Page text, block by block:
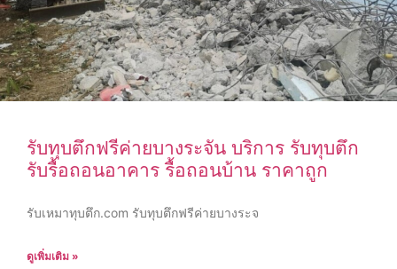
รับทุบตึกฟรีค่ายบางระจัน บริการ รับทุบตึก
รับรื้อถอนอาคาร รื้อถอนบ้าน ราคาถูก
รับเหมาทุบตึก.com รับทุบตึกฟรีค่ายบางระจ
ดูเพิ่มเติม »